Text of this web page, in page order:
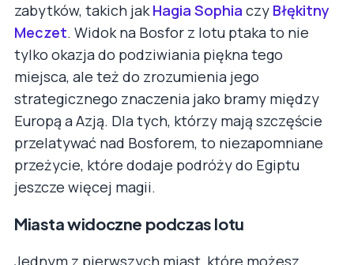
zabytków, takich jakHagia Sophia czy Błękitny
Meczet. Widok na Bosfor z lotu ptaka to nie
tylko okazja do podziwiania piękna tego
miejsca, ale też do zrozumienia jego
strategicznego znaczenia jako bramy między
Europą a Azją. Dla tych, którzy mają szczęście
przelatywać nad Bosforem, to niezapomniane
przeżycie, które dodaje podróży do Egiptu
jeszcze więcej magii.
Miasta widoczne podczas lotu